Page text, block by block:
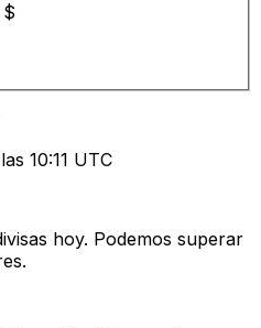
$
10:11 UTC
hoy. Podemos superar